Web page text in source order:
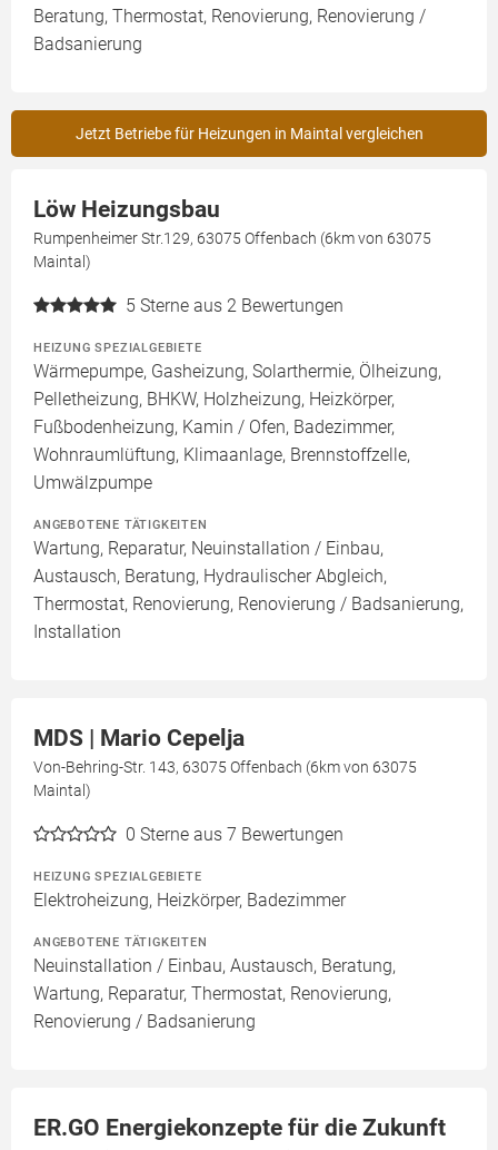
Beratung, Thermostat, Renovierung, Renovierung /
Badsanierung
Jetzt Betriebe für Heizungen in Maintal vergleichen
Löw Heizungsbau
Rumpenheimer Str.129, 63075 Offenbach (6km von 63075
Maintal)
5 Sterne aus 2 Bewertungen
HEIZUNG SPEZIALGEBIETE
Wärmepumpe, Gasheizung, Solarthermie, Ölheizung,
Pelletheizung, BHKW, Holzheizung, Heizkörper,
Fußbodenheizung, Kamin / Ofen, Badezimmer,
Wohnraumlüftung, Klimaanlage, Brennstoffzelle,
Umwälzpumpe
ANGEBOTENE TÄTIGKEITEN
Wartung, Reparatur, Neuinstallation / Einbau,
Austausch, Beratung, Hydraulischer Abgleich,
Thermostat, Renovierung, Renovierung / Badsanierung,
Installation
MDS | Mario Cepelja
Von-Behring-Str. 143, 63075 Offenbach (6km von 63075
Maintal)
0 Sterne aus 7 Bewertungen
HEIZUNG SPEZIALGEBIETE
Elektroheizung, Heizkörper, Badezimmer
ANGEBOTENE TÄTIGKEITEN
Neuinstallation / Einbau, Austausch, Beratung,
Wartung, Reparatur, Thermostat, Renovierung,
Renovierung / Badsanierung
ER.GO Energiekonzepte für die Zukunft